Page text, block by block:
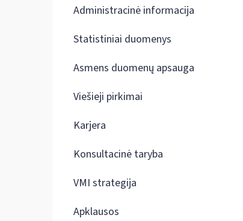
Administracinė informacija
Statistiniai duomenys
Asmens duomenų apsauga
Viešieji pirkimai
Karjera
Konsultacinė taryba
VMI strategija
Apklausos